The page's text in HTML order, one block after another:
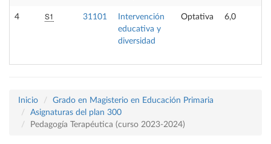
4 S1 31101
Intervención
educativa y
diversidad
Optativa 6,0
Inicio
Grado en Magisterio en Educación Primaria
Asignaturas del plan 300
Pedagogía Terapéutica (curso 2023-2024)